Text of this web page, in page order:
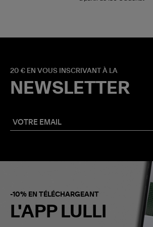
20 € EN VOUS INSCRIVANT À LA
NEWSLETTER
-10% EN TÉLÉCHARGEANT
L'APP LULLI